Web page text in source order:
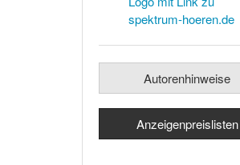
Autorenhinweise
Anzeigenpreislisten